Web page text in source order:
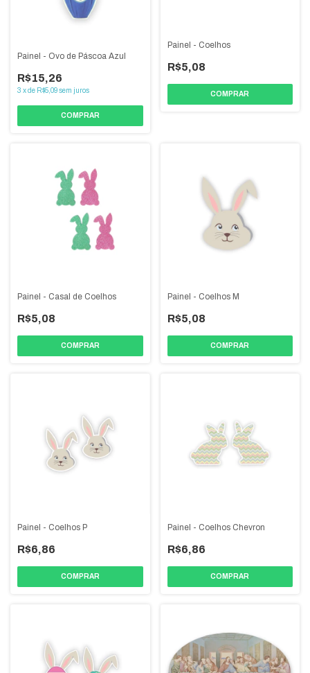
Painel - Ovo de Páscoa Azul
R$15,26
3 xde R$5,09sem juros
Painel - Coelhos
R$5,08
Painel - Casal de Coelhos
R$5,08
Painel - Coelhos M
R$5,08
Painel - Coelhos P
R$6,86
Painel - Coelhos Chevron
R$6,86